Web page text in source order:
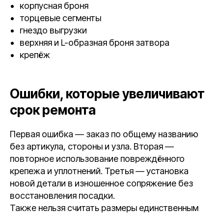
корпусная броня
торцевые сегменты
гнездо выгрузки
верхняя и L-образная броня затвора
крепёж
Ошибки, которые увеличивают
срок ремонта
Первая ошибка — заказ по общему названию
без артикула, стороны и узла. Вторая —
повторное использование повреждённого
крепежа и уплотнений. Третья — установка
новой детали в изношенное сопряжение без
восстановления посадки.
Также нельзя считать размеры единственным